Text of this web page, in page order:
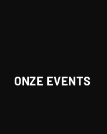
ONZE EVENTS